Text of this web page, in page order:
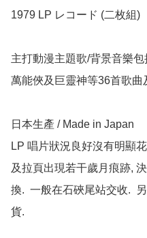
1979 LP レコード (二枚組)
主打動漫主題歌/背景音樂
萬能俠及巨靈神等36首歌曲
日本生產 / Made in Japan
LP 唱片狀況良好沒有明顯
及拉頁出現若干歲月痕跡,
換.  一般在石硤尾站交收.
貨.